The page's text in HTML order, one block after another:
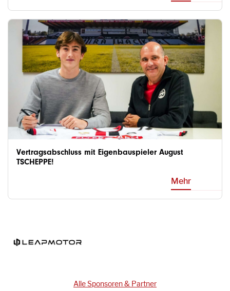
Vertragsabschluss mit Eigenbauspieler August
TSCHEPPE!
Mehr
Alle Sponsoren & Partner